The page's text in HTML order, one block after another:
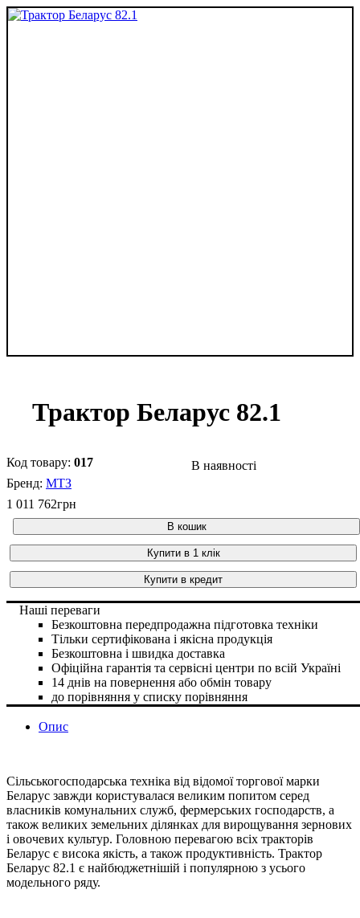
Наші переваги
Безкоштовна передпродажна підготовка техніки
Тільки сертифікована і якісна продукція
Безкоштовна і швидка доставка
Офіційна гарантія та сервісні центри по всій Україні
14 днів на повернення або обмін товару
до порівняння у списку порівняння
Трактор Беларус 82.1
017
В наявності
МТЗ
1 011 762грн
В кошик
Купити в 1 клік
Купити в кредит
Опис
Сільськогосподарська техніка від відомої торгової марки
Беларус завжди користувалася великим попитом серед
власників комунальних служб, фермерських господарств, а
також великих земельних ділянках для вирощування зернових
і овочевих культур. Головною перевагою всіх тракторів
Беларус є висока якість, а також продуктивність. Трактор
Беларус 82.1 є найбюджетнішій і популярною з усього
модельного ряду.